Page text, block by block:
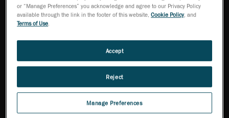
EVO TM NEW
Scanner 3D per
metrologia ottimizzato
per la migliore
Scanner ottici
su robot
or “Manage Preferences” you acknowledge and agree to our Privacy Policy
available through the link in the footer of this website,Cookie Policy, and
Terms of Use.
Manage Preferences
Reject
Accept